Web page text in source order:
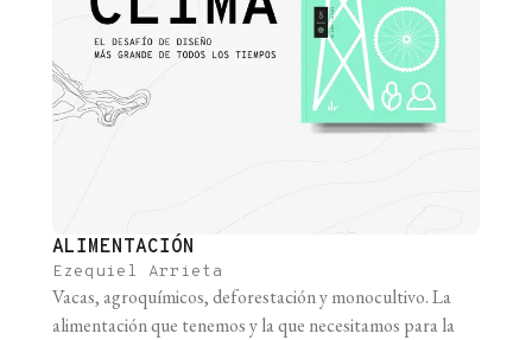
ALIMENTACIÓN
Ezequiel Arrieta
Vacas, agroquímicos, deforestación y monocultivo. La
alimentación que tenemos y la que necesitamos para la